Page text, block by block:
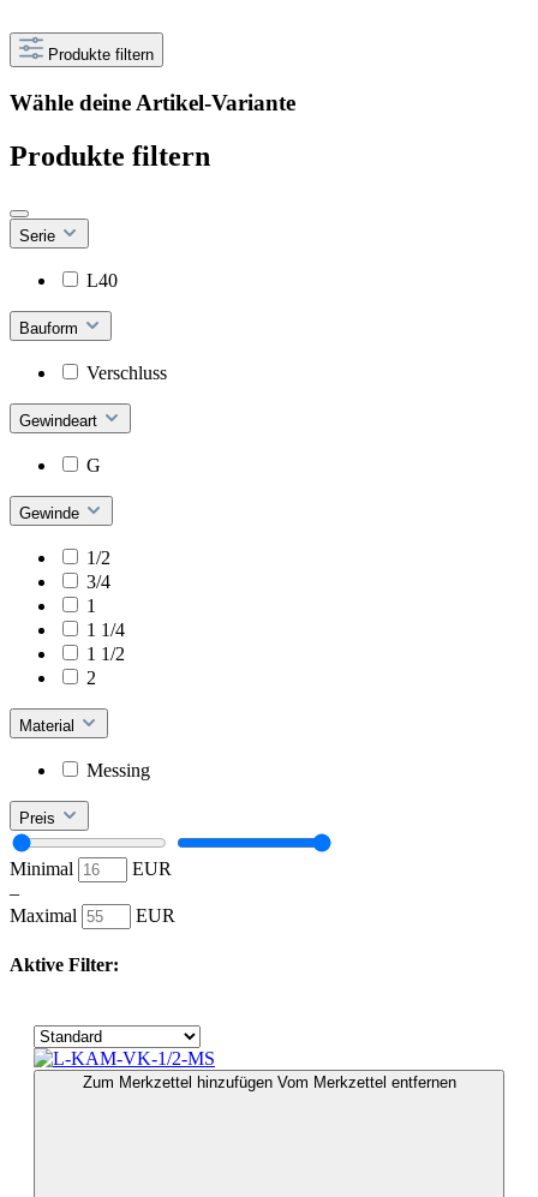
Produkte filtern
Wähle deine Artikel-Variante
Produkte filtern
Serie
L40
Bauform
Verschluss
Gewindeart
G
Gewinde
1/2
3/4
1
1 1/4
1 1/2
2
Material
Messing
Preis
Minimal
EUR
–
Maximal
EUR
Aktive Filter:
Zum Merkzettel hinzufügen Vom Merkzettel entfernen